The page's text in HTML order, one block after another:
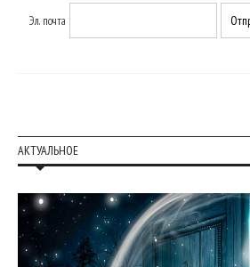
Эл. почта
АКТУАЛЬНОЕ